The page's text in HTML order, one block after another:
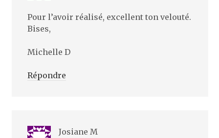
Pour l’avoir réalisé, excellent ton velouté.
Bises,
Michelle D
Répondre
Josiane M